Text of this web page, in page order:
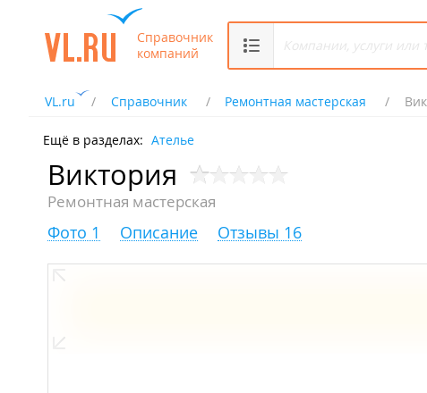
Справочник
компаний
VL.ru Справочник Ремонтная мастерская
Ещё в разделах: Ателье
Виктория
Ремонтная мастерская
Фото 1 Описание Отзывы 16